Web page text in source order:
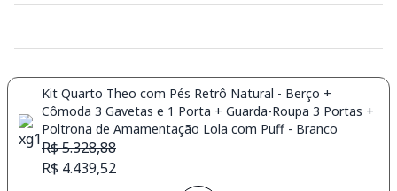
Kit Quarto Theo com Pés Retrô Natural - Berço +
Cômoda 3 Gavetas e 1 Porta + Guarda-Roupa 3 Portas +
Poltrona de Amamentação Lola com Puff - Branco
R$ 5.328,88
R$ 4.439,52